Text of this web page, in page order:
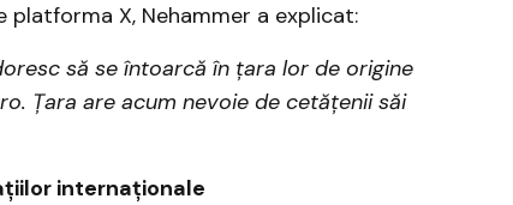
X, Nehammer a explicat:
să se întoarcă în țara lor de origine
Țara are acum nevoie de cetățenii săi
internaționale